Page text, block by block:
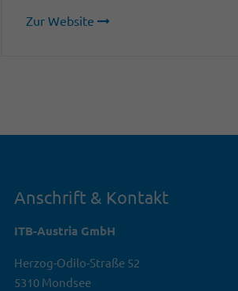
Zur Website
Anschrift & Kontakt
ITB-Austria GmbH
Herzog-Odilo-Straße 52
5310 Mondsee